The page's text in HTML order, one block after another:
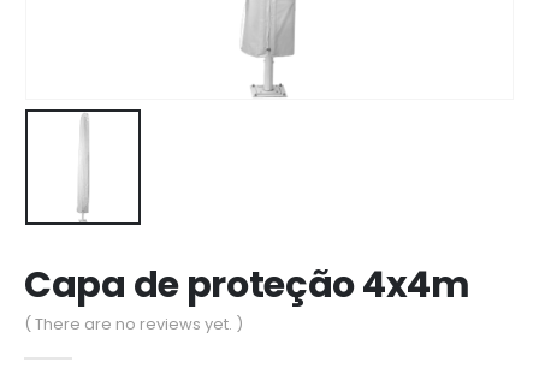
Capa de proteção 4x4m
( There are no reviews yet. )